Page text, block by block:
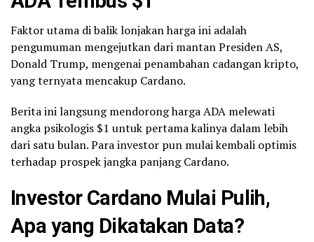
Faktor utama di balik lonjakan harga ini adalah
pengumuman mengejutkan dari mantan Presiden AS,
Donald Trump, mengenai penambahan cadangan kripto,
yang ternyata mencakup Cardano.
Berita ini langsung mendorong harga ADA melewati
angka psikologis $1 untuk pertama kalinya dalam lebih
dari satu bulan. Para investor pun mulai kembali optimis
terhadap prospek jangka panjang Cardano.
Investor Cardano Mulai Pulih,
Apa yang Dikatakan Data?